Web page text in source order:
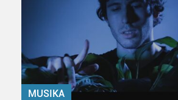
pertsonalizatuak eskaintzeko,
neurtzeko, jendeari buruzko
produktuak garatzeko. Zure datuak
erabiltzen dituen hauta dezakezu.
Bazkide batzuek ez dizute baimenik
interes komertzial legitimoetan
MUSIKA